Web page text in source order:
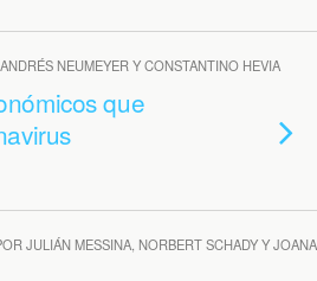
NEUMEYER Y CONSTANTINO HEVIA
que
JULIÁN MESSINA, NORBERT SCHADY Y JOANA